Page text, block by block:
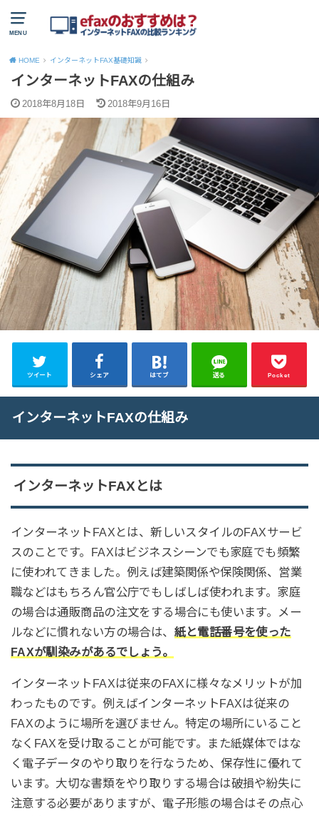
MENU
HOME インターネットFAX基礎知識
インターネットFAXの仕組み
2018年8月18日 2018年9月16日
ツイート シェア はてブ 送る Pocket
インターネットFAXの仕組み
インターネットFAXとは
インターネットFAXとは、新しいスタイルのFAXサービ
スのことです。FAXはビジネスシーンでも家庭でも頻繁
に使われてきました。例えば建築関係や保険関係、営業
職などはもちろん官公庁でもしばしば使われます。家庭
の場合は通販商品の注文をする場合にも使います。メー
ルなどに慣れない方の場合は、 紙と電話番号を使った
FAXが馴染みがあるでしょう。
インターネットFAXは従来のFAXに様々なメリットが加
わったものです。例えばインターネットFAXは従来の
FAXのように場所を選びません。特定の場所にいること
なくFAXを受け取ることが可能です。また紙媒体ではな
く電子データのやり取りを行なうため、保存性に優れて
います。大切な書類をやり取りする場合は破損や紛失に
注意する必要がありますが、電子形態の場合はその点心